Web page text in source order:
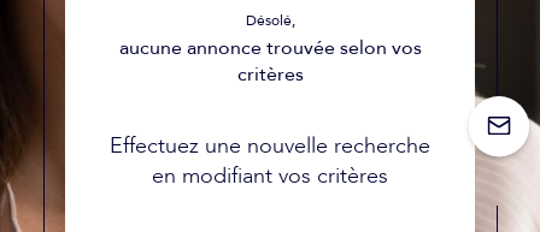
Désolé,
aucune annonce trouvée selon vos
critères
Effectuez une nouvelle recherche
en modifiant vos critères